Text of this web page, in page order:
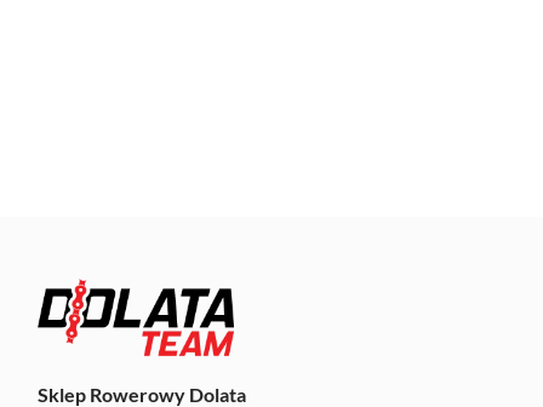
Sklep Rowerowy Dolata